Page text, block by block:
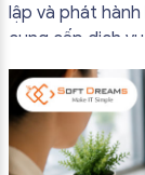
lập và phát
cung cấp dịch
quy trình vận
chính không